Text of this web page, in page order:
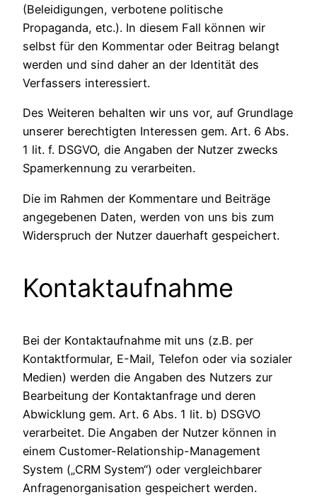
(Beleidigungen, verbotene politische
Propaganda, etc.). In diesem Fall können wir
selbst für den Kommentar oder Beitrag belangt
werden und sind daher an der Identität des
Verfassers interessiert.
Des Weiteren behalten wir uns vor, auf Grundlage
unserer berechtigten Interessen gem. Art. 6 Abs.
1 lit. f. DSGVO, die Angaben der Nutzer zwecks
Spamerkennung zu verarbeiten.
Die im Rahmen der Kommentare und Beiträge
angegebenen Daten, werden von uns bis zum
Widerspruch der Nutzer dauerhaft gespeichert.
Kontaktaufnahme
Bei der Kontaktaufnahme mit uns (z.B. per
Kontaktformular, E-Mail, Telefon oder via sozialer
Medien) werden die Angaben des Nutzers zur
Bearbeitung der Kontaktanfrage und deren
Abwicklung gem. Art. 6 Abs. 1 lit. b) DSGVO
verarbeitet. Die Angaben der Nutzer können in
einem Customer-Relationship-Management
System („CRM System“) oder vergleichbarer
Anfragenorganisation gespeichert werden.